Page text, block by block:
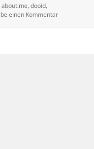
Schlagwörter
about.me,dooid,
einen Kommentarzu